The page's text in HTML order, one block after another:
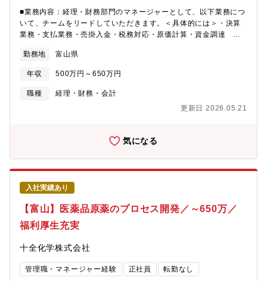
■業務内容：経理・財務部門のマネージャーとして、以下業務につ
いて、チームをリードしていただきます。＜具体的には＞・決算
業務・支払業務・売掛入金・税務対応・原価計算・資金調達 な
薬品の製造販売を続けてきたジェネリック医薬品メーカーです。
当社が製造販売している医療用医薬品は多くの患者様に服用され
ており、日本の医療に貢献してます。2023年からは、新たな経営
体制の元で、安心して服用していただける医薬品を、安定的に供
きる体制を構築しています。■ジェネリック医薬品について：ジェ
医薬品と同じ有効成分を含み、有効性・安全性、品質が同等であ
ると国から認められたものです。医療費の増加を抑える手段のひ
とつとして、価格の安いジェネリック医薬品が注目されていま
す。
勤務地 富山県
年収 500万円～650万円
職種
経理・財務・会計
更新日 2026.05.21
気になる
入社実績あり
【富山】医薬品原薬のプロセス開発／～650万／
福利厚生充実
十全化学株式会社
管理職・マネージャー経験 正社員 転勤なし